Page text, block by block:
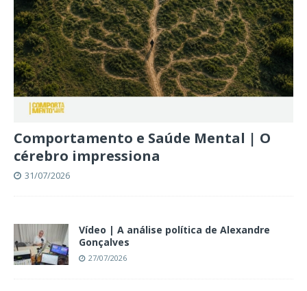
Comportamento e Saúde Mental | O
cérebro impressiona
31/07/2026
Vídeo | A análise política de Alexandre
Gonçalves
27/07/2026